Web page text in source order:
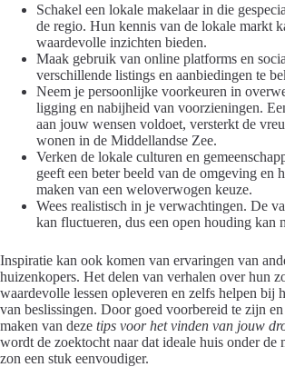
Schakel een lokale makelaar in die
de regio. Hun kennis van de lokale markt
waardevolle inzichten bieden.
Maak gebruik van online platforms en
verschillende listings en aanbiedingen te
Neem je persoonlijke voorkeuren in
ligging en nabijheid van voorzieningen.
aan jouw wensen voldoet, versterkt de
wonen in de Middellandse Zee.
Verken de lokale culturen en
geeft een beter beeld van de omgeving en
maken van een weloverwogen keuze.
Wees realistisch in je verwachtingen. De
kan fluctueren, dus een open houding kan
Inspiratie kan ook komen van ervaringen van
huizenkopers. Het delen van verhalen over hun
waardevolle lessen opleveren en zelfs helpen bij
van beslissingen. Door goed voorbereid te zijn
maken van deze tips voor het vinden van jouw
wordt de zoektocht naar dat ideale huis onder de
zon een stuk eenvoudiger.